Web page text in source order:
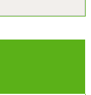
勤務地などにより